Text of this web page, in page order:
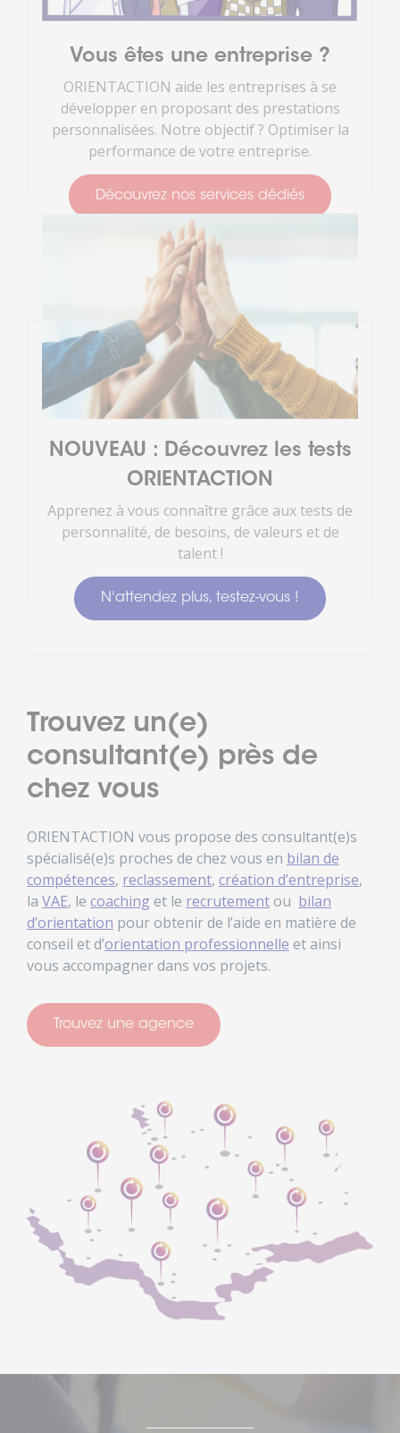
Vous êtes une entreprise ?
ORIENTACTION aide les entreprises à se
développer en proposant des prestations
personnalisées. Notre objectif ? Optimiser la
performance de votre entreprise.
Découvrez nos services dédiés
NOUVEAU : Découvrez les tests
ORIENTACTION
Apprenez à vous connaître grâce aux tests de
personnalité, de besoins, de valeurs et de
talent !
N'attendez plus, testez-vous !
Trouvez un(e)
consultant(e) près de
chez vous
ORIENTACTION vous propose des consultant(e)s
spécialisé(e)s proches de chez vous en bilan de
compétences, reclassement, création d’entreprise,
la VAE, le coaching et le recrutementou bilan
d’orientation pour obtenir de l’aide en matière de
conseil et d’orientation professionnelle et ainsi
vous accompagner dans vos projets.
Trouvez une agence